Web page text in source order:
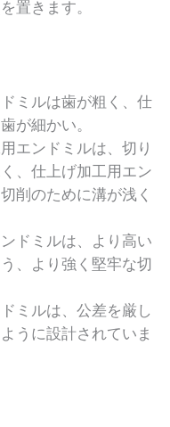
置きます。
ミルは歯が粗く、仕
が細かい。
エンドミルは、切り
、仕上げ加工用エン
削のために溝が浅く
ドミルは、より高い
、より強く堅牢な切
ミルは、公差を厳し
うに設計されていま